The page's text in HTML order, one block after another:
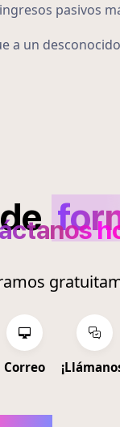
pasivos
a un
de
Correo